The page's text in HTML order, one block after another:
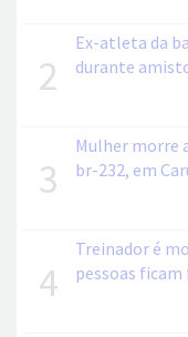
2
Ex-atleta da
durante
3
Mulher morre
br-232, em
4
Treinador é
pessoas